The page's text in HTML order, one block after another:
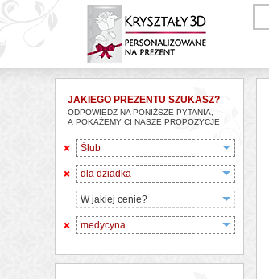
JAKIEGO PREZENTU SZUKASZ?
ODPOWIEDZ NA PONIŻSZE PYTANIA,
A POKAŻEMY CI NASZE PROPOZYCJE
Ślub
dla dziadka
W jakiej cenie?
medycyna